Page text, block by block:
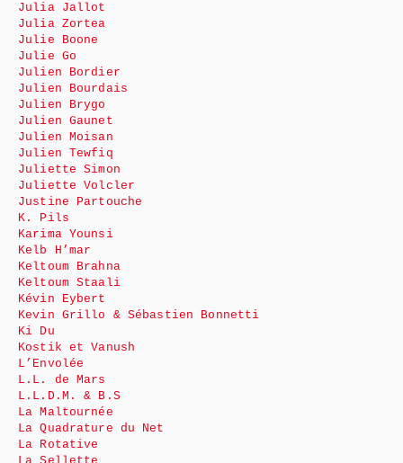
Julia Jallot
Julia Zortea
Julie Boone
Julie Go
Julien Bordier
Julien Bourdais
Julien Brygo
Julien Gaunet
Julien Moisan
Julien Tewfiq
Juliette Simon
Juliette Volcler
Justine Partouche
K. Pils
Karima Younsi
Kelb H’mar
Keltoum Brahna
Keltoum Staali
Kévin Eybert
Kevin Grillo & Sébastien Bonnetti
Ki Du
Kostik et Vanush
L’Envolée
L.L. de Mars
L.L.D.M. & B.S
La Maltournée
La Quadrature du Net
La Rotative